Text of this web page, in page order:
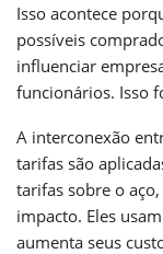
Isso acontece
possíveis
influenciar
funcionários. Isso
A interconexão
tarifas são
tarifas sobre o
impacto. Eles
aumenta seus